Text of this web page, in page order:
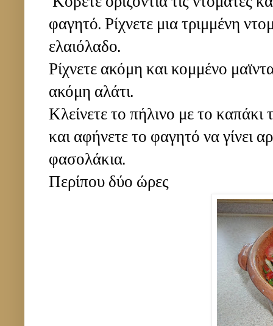
φαγητό. Ρίχνετε μια τριμμένη
ελαιόλαδο.
Ρίχνετε ακόμη και κομμένο
ακόμη αλάτι.
Κλείνετε το πήλινο με το καπάκι
και αφήνετε το φαγητό να γίνει
φασολάκια.
Περίπου δύο ώρες